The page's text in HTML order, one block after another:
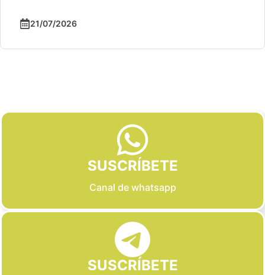
21/07/2026
SUSCRÍBETE
Canal de whatsapp
SUSCRÍBETE